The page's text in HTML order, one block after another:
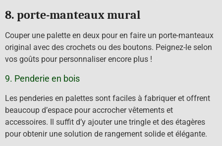
8. porte-manteaux mural
Couper une palette en deux pour en faire un porte-manteaux
original avec des crochets ou des boutons. Peignez-le selon
vos goûts pour personnaliser encore plus !
9. Penderie en bois
Les penderies en palettes sont faciles à fabriquer et offrent
beaucoup d’espace pour accrocher vêtements et
accessoires. Il suffit d’y ajouter une tringle et des étagères
pour obtenir une solution de rangement solide et élégante.